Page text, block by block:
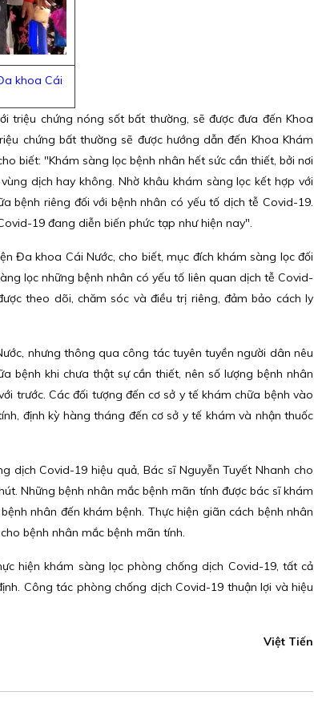
khoa Cái
triệu chứng nóng sốt bất thường, sẽ được đưa đến Khoa
chứng bất thường sẽ được hướng dẫn đến Khoa Khám
biết: "Khám sàng lọc bệnh nhân hết sức cần thiết, bởi nơi
dịch hay không. Nhờ khâu khám sàng lọc kết hợp với
bệnh riêng đối với bệnh nhân có yếu tố dịch tễ Covid-19.
19 đang diễn biến phức tạp như hiện nay".
Đa khoa Cái Nước, cho biết, mục đích khám sàng lọc đối
lọc những bệnh nhân có yếu tố liên quan dịch tễ Covid-
theo dõi, chăm sóc và điều trị riêng, đảm bảo cách ly
nhưng thông qua công tác tuyên tuyền người dân nêu
bệnh khi chưa thật sự cần thiết, nên số lượng bệnh nhân
trước. Các đối tượng đến cơ sở y tế khám chữa bệnh vào
định kỳ hàng tháng đến cơ sở y tế khám và nhận thuốc
Covid-19 hiệu quả, Bác sĩ Nguyễn Tuyết Nhanh cho
Những bệnh nhân mắc bệnh mãn tính được bác sĩ khám
nhân đến khám bệnh. Thực hiện giãn cách bệnh nhân
bệnh nhân mắc bệnh mãn tính.
hiện khám sàng lọc phòng chống dịch Covid-19, tất cả
Công tác phòng chống dịch Covid-19 thuận lợi và hiệu
Việt Tiến